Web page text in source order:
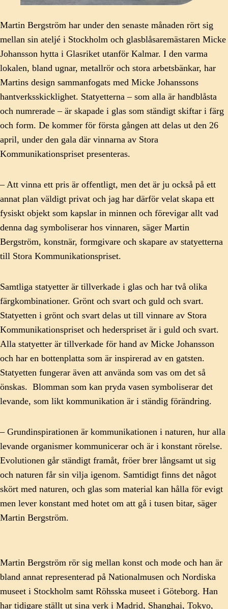
Martin Bergström har under den senaste månaden rört sig
mellan sin ateljé i Stockholm och glasblåsaremästaren Micke
Johansson hytta i Glasriket utanför Kalmar. I den varma
lokalen, bland ugnar, metallrör och stora arbetsbänkar, har
Martins design sammanfogats med Micke Johanssons
hantverksskicklighet. Statyetterna – som alla är handblåsta
och numrerade – är skapade i glas som ständigt skiftar i färg
och form. De kommer för första gången att delas ut den 26
april, under den gala där vinnarna av Stora
Kommunikationspriset presenteras.
– Att vinna ett pris är offentligt, men det är ju också på ett
annat plan väldigt privat och jag har därför velat skapa ett
fysiskt objekt som kapslar in minnen och förevigar allt vad
denna dag symboliserar hos vinnaren, säger Martin
Bergström, konstnär, formgivare och skapare av statyetterna
till Stora Kommunikationspriset.
Samtliga statyetter är tillverkade i glas och har två olika
färgkombinationer. Grönt och svart och guld och svart.
Statyetten i grönt och svart delas ut till vinnare av Stora
Kommunikationspriset och hederspriset är i guld och svart.
Alla statyetter är tillverkade för hand av Micke Johansson
och har en bottenplatta som är inspirerad av en gatsten.
Statyetten fungerar även att använda som vas om det så
önskas. Blomman som kan pryda vasen symboliserar det
levande, som likt kommunikation är i ständig förändring.
– Grundinspirationen är kommunikationen i naturen, hur alla
levande organismer kommunicerar och är i konstant rörelse.
Evolutionen går ständigt framåt, fröer brer långsamt ut sig
och naturen får sin vilja igenom. Samtidigt finns det något
skört med naturen, och glas som material kan hålla för evigt
men lever konstant med hotet om att gå i tusen bitar, säger
Martin Bergström.
Martin Bergström rör sig mellan konst och mode och han är
bland annat representerad på Nationalmusen och Nordiska
museet i Stockholm samt Röhsska museet i Göteborg. Han
har tidigare ställt ut sina verk i Madrid, Shanghai, Tokyo,